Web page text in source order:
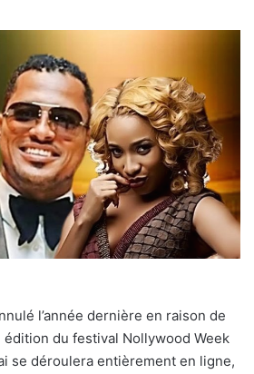
l’année dernière en raison de
édition du festival Nollywood Week
se déroulera entièrement en ligne,